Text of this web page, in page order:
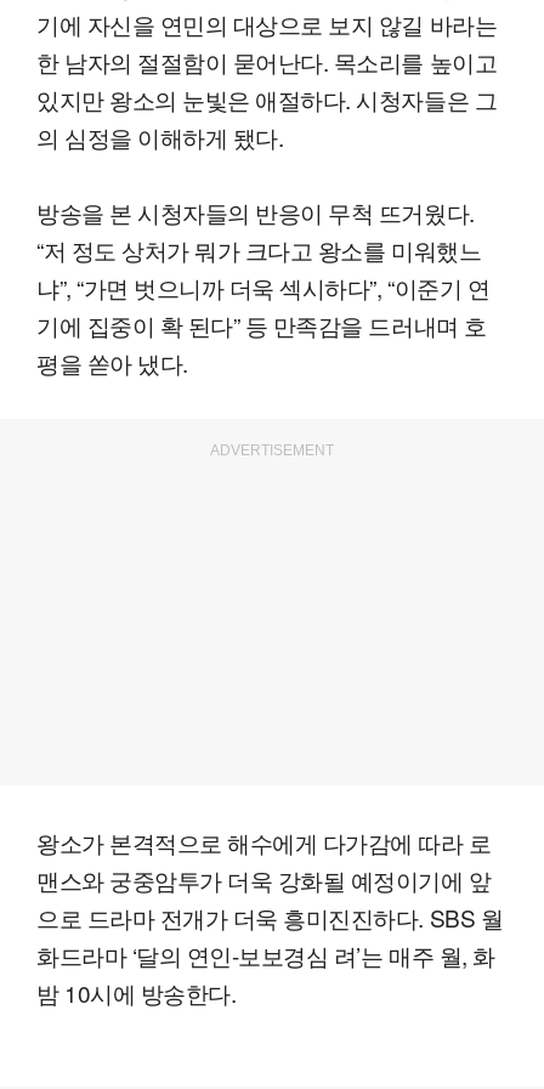
기에 자신을 연민의 대상으로 보지 않길 바라는
한 남자의 절절함이 묻어난다. 목소리를 높이고
있지만 왕소의 눈빛은 애절하다. 시청자들은 그
의 심정을 이해하게 됐다.
방송을 본 시청자들의 반응이 무척 뜨거웠다.
“저 정도 상처가 뭐가 크다고 왕소를 미워했느
냐”, “가면 벗으니까 더욱 섹시하다”, “이준기 연
기에 집중이 확 된다” 등 만족감을 드러내며 호
평을 쏟아 냈다.
ADVERTISEMENT
왕소가 본격적으로 해수에게 다가감에 따라 로
맨스와 궁중암투가 더욱 강화될 예정이기에 앞
으로 드라마 전개가 더욱 흥미진진하다. SBS 월
화드라마 ‘달의 연인-보보경심 려’는 매주 월, 화
밤 10시에 방송한다.